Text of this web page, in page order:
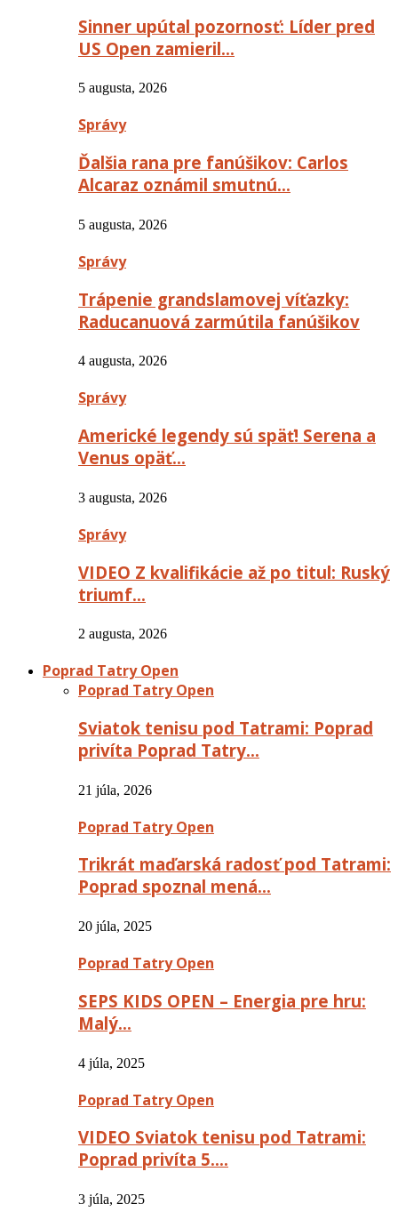
Sinner upútal pozornosť: Líder pred
US Open zamieril…
5 augusta, 2026
Správy
Ďalšia rana pre fanúšikov: Carlos
Alcaraz oznámil smutnú…
5 augusta, 2026
Správy
Trápenie grandslamovej víťazky:
Raducanuová zarmútila fanúšikov
4 augusta, 2026
Správy
Americké legendy sú späť! Serena a
Venus opäť…
3 augusta, 2026
Správy
VIDEO Z kvalifikácie až po titul: Ruský
triumf…
2 augusta, 2026
Poprad Tatry Open
Poprad Tatry Open
Sviatok tenisu pod Tatrami: Poprad
privíta Poprad Tatry…
21 júla, 2026
Poprad Tatry Open
Trikrát maďarská radosť pod Tatrami:
Poprad spoznal mená…
20 júla, 2025
Poprad Tatry Open
SEPS KIDS OPEN – Energia pre hru:
Malý…
4 júla, 2025
Poprad Tatry Open
VIDEO Sviatok tenisu pod Tatrami:
Poprad privíta 5….
3 júla, 2025